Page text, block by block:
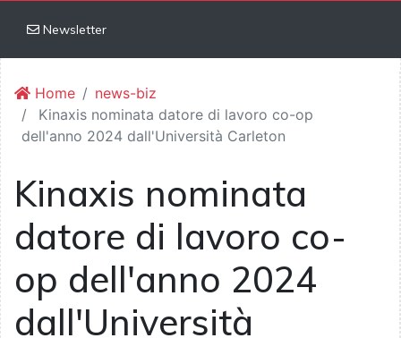
Newsletter
Home
news-biz
Kinaxis nominata datore di lavoro co-op
dell'anno 2024 dall'Università Carleton
Kinaxis nominata
datore di lavoro co-
op dell'anno 2024
dall'Università